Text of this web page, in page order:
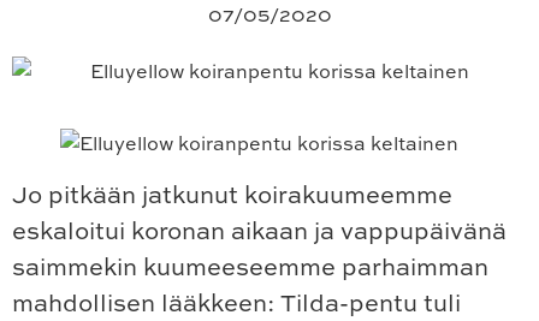
07/05/2020
Jo pitkään jatkunut koirakuumeemme
eskaloitui koronan aikaan ja vappupäivänä
saimmekin kuumeeseemme parhaimman
mahdollisen lääkkeen: Tilda-pentu tuli